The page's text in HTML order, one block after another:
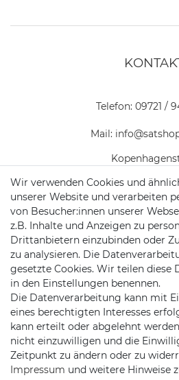
Telefon: 09721 /
Mail:
2026 Satshopping
| copyright
*Alle Preise inkl. MwSt.,
Wir verwenden Cookies und
unserer Website und verarbeiten
von Besucher:innen unserer
z.B. Inhalte und Anzeigen zu
Drittanbietern einzubinden oder
zu analysieren. Die
gesetzte Cookies. Wir teilen
in den Einstellungen benennen.
Die Datenverarbeitung kann mit
eines berechtigten Interesses
kann erteilt oder abgelehnt
nicht einzuwilligen und die
Zeitpunkt zu ändern oder zu
Impressum und weitere Hinweise